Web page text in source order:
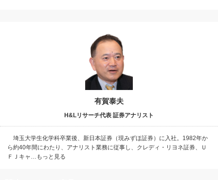
有賀泰夫
H&Lリサーチ代表 証券アナリスト
埼玉大学生化学科卒業後、新日本証券（現みずほ証券）に入社。1982年か
ら約40年間にわたり、アナリスト業務に従事し、クレディ・リヨネ証券、Ｕ
ＦＪキャ…もっと見る